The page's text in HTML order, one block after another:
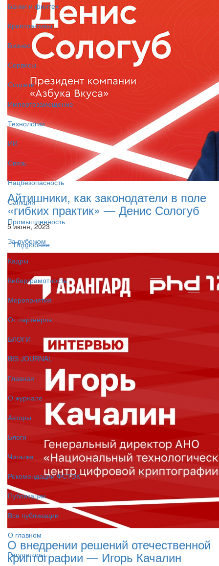
Банки и финтех
Криптоактивы
Бизнес
Сервисы
Соцсети
Импортозамещение
Технологии
ИИ
Связь
Нацбезопасность
Санкции
Промышленность
За рубежом
Кадры
Киберграмотность
Мероприятия
От партнёров
БЛОГИ
BIS JOURNAL
Главная
О журнале
Авторы
Блоги
Читалка
Рекомендации ФСТЭК
Публикации
Все публикации
О главном
Регуляторы
Айтишники, как законодатели в поле
«гибких практик» — Денис Сологуб
5 июня, 2023
Подробнее
О внедрении решений отечественной
криптографии — Игорь Качалин